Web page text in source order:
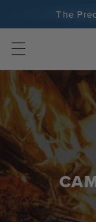
contenuto
The
Più di 100